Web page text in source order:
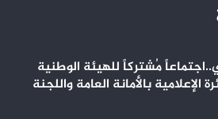
مُشتركاً للهيئة الوطنية
الإعلامية بالأمانة العامة واللجنة